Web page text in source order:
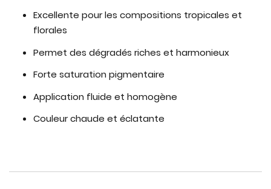
Excellente pour les compositions tropicales et
florales
Permet des dégradés riches et harmonieux
Forte saturation pigmentaire
Application fluide et homogène
Couleur chaude et éclatante